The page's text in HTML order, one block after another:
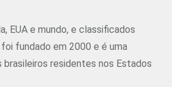
EUA e mundo, e classificados
fundado em 2000 e é uma
brasileiros residentes nos Estados